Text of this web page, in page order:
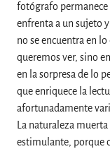
fotógrafo permanece
enfrenta a un sujeto
no se encuentra en
queremos ver, sino
en la sorpresa de lo
que enriquece la
afortunadamente
La naturaleza
estimulante, porque